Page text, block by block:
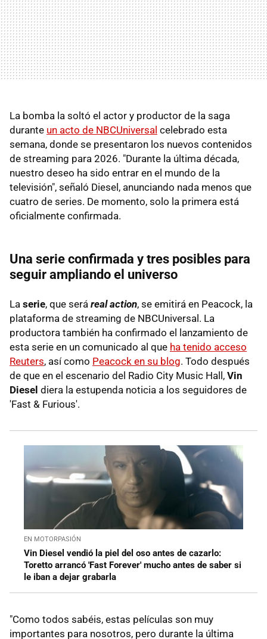
La bomba la soltó el actor y productor de la saga
durante un acto de NBCUniversal celebrado esta
semana, donde se presentaron los nuevos contenidos
de streaming para 2026. "Durante la última década,
nuestro deseo ha sido entrar en el mundo de la
televisión", señaló Diesel, anunciando nada menos que
cuatro de series. De momento, solo la primera está
oficialmente confirmada.
Una serie confirmada y tres posibles para
seguir ampliando el universo
La serie, que será real action, se emitirá en Peacock, la
plataforma de streaming de NBCUniversal. La
productora también ha confirmado el lanzamiento de
esta serie en un comunicado al que ha tenido acceso
Reuters, así como Peacock en su blog. Todo después
de que en el escenario del Radio City Music Hall, Vin
Diesel diera la estupenda noticia a los seguidores de
'Fast & Furious'.
EN MOTORPASIÓN
Vin Diesel vendió la piel del oso antes de cazarlo:
Toretto arrancó 'Fast Forever' mucho antes de saber si
le iban a dejar grabarla
"Como todos sabéis, estas películas son muy
importantes para nosotros, pero durante la última